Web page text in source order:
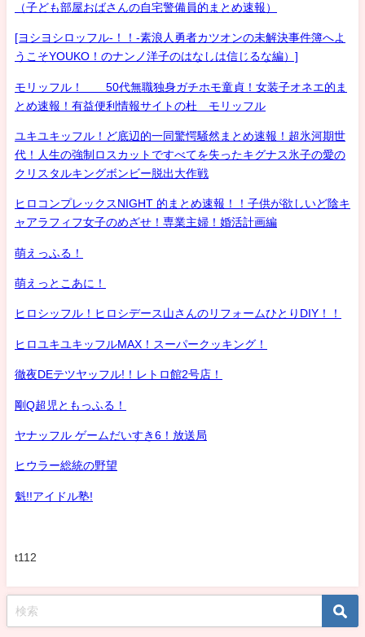
（子ども部屋おばさんの自宅警備員的まとめ速報）
[ヨシヨシロッフル-！！-素浪人勇者カツオンの未解決事件簿へよ
うこそYOUKO！のナンノ洋子のはなしは信じるな編）]
モリッフル！ 50代無職独身ガチホモ童貞！女装子オネエ的ま
とめ速報！有益便利情報サイトの杜 モリッフル
ユキユキッフル！ど底辺的一同驚愕騒然まとめ速報！超氷河期世
代！人生の強制ロスカットですべてを失ったキグナス氷子の愛の
クリスタルキングボンビー脱出大作戦
ヒロコンプレックスNIGHT 的まとめ速報！！子供が欲しいど陰キ
ャアラフィフ女子のめざせ！専業主婦！婚活計画編
萌えっふる！
萌えっとこあに！
ヒロシッフル！ヒロシデース山さんのリフォームひとりDIY！！
ヒロユキユキッフルMAX！スーパークッキング！
徹夜DEテツヤッフル!！レトロ館2号店！
剛Q超児ともっふる！
ヤナッフル ゲームだいすき6！放送局
ヒウラー総統の野望
魁!!アイドル塾!
t112